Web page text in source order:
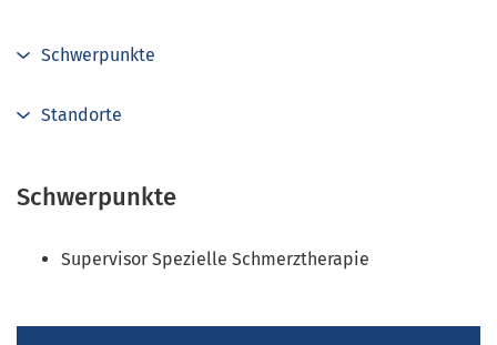
Schwerpunkte
Standorte
Schwerpunkte
Supervisor Spezielle Schmerztherapie